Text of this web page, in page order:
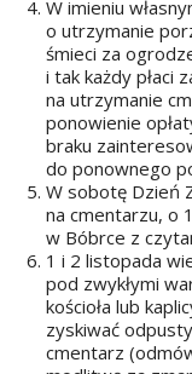
W imieniu
o utrzymanie
śmieci za
i tak każdy płaci
na utrzymanie
ponowienie
braku
do ponownego
W sobotę Dzień
na cmentarzu, o
w Bóbrce z
1 i 2 listopada
pod zwykłymi
kościoła lub
zyskiwać
cmentarz